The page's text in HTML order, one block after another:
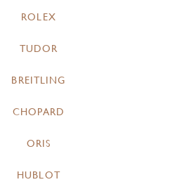
ROLEX
TUDOR
BREITLING
CHOPARD
ORIS
HUBLOT